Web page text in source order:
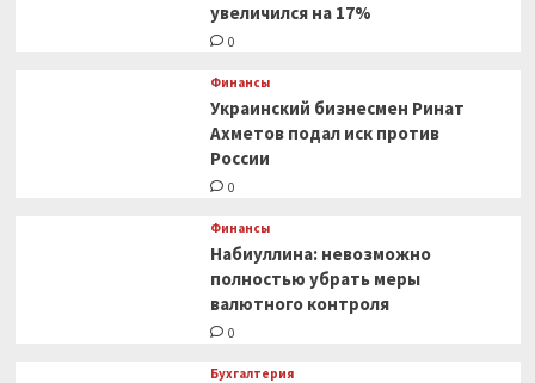
увеличился на 17%
0
Финансы
Украинский бизнесмен Ринат
Ахметов подал иск против
России
0
Финансы
Набиуллина: невозможно
полностью убрать меры
валютного контроля
0
Бухгалтерия